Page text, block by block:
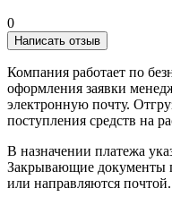
0
Написать отзыв
Компания работает по
оформления заявки
электронную почту.
поступления средств на
В назначении платежа
Закрывающие документы
или направляются почтой.